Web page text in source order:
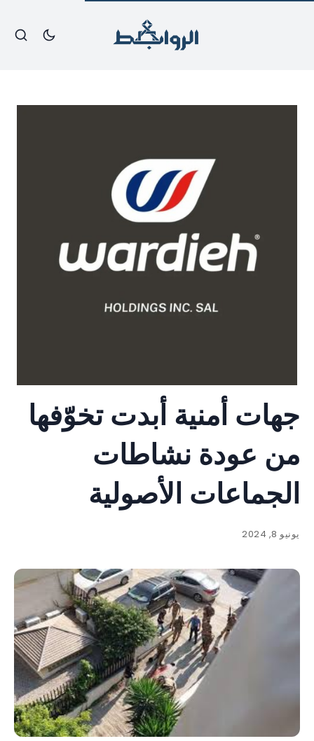
جهات أمنية أبدت تخوّفها
من عودة نشاطات
الجماعات الأصولية
يونيو 8, 2024